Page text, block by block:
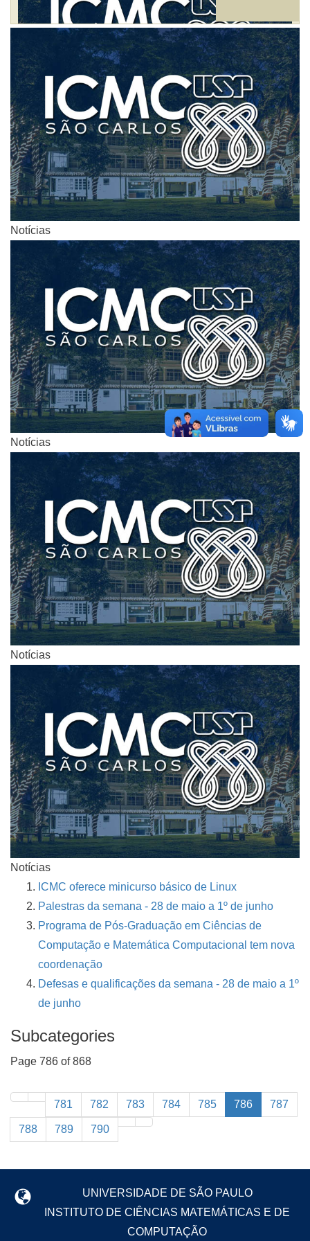
Notícias
Notícias
Notícias
Notícias
Notícias
ICMC oferece minicurso básico de Linux
Palestras da semana - 28 de maio a 1º de junho
Programa de Pós-Graduação em Ciências de
Computação e Matemática Computacional tem nova
coordenação
Defesas e qualificações da semana - 28 de maio a 1º
de junho
Subcategories
Page 786 of 868
781 782 783 784 785 786 787
788 789 790
UNIVERSIDADE DE SÃO PAULO
INSTITUTO DE CIÊNCIAS MATEMÁTICAS E DE
COMPUTAÇÃO